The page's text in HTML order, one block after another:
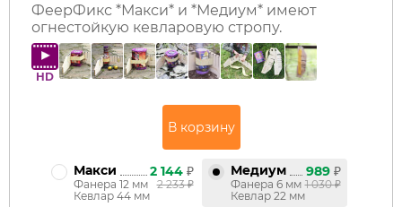
ФеерФикс *Макси* и *Медиум* имеют
огнестойкую кевларовую стропу.
HD
Макси
Фанера 12 мм
Кевлар 44 мм
2 144₽
2 233₽
Медиум
Фанера 6 мм
Кевлар 22 мм
989₽
1 030₽